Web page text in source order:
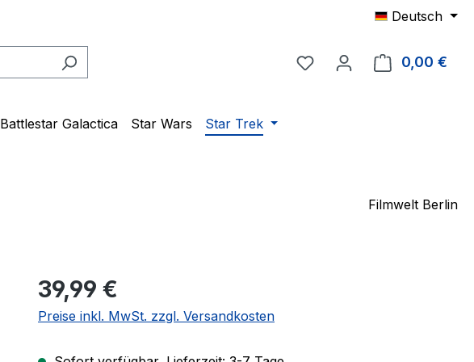
Deutsch
Du hast 0 Produkte auf
0,00 €
Battlestar Galactica Star Wars Star Trek
Filmwelt Berlin
Regulärer Preis:
39,99 €
Preise inkl. MwSt. zzgl. Versandkosten